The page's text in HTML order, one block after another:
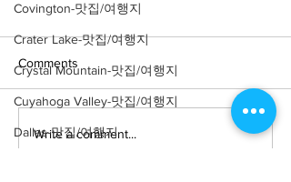
Covington-맛집/여행지
Crater Lake-맛집/여행지
Crystal Mountain-맛집/여행지
Cuyahoga Valley-맛집/여행지
Dallas-맛집/여행지
[여행지/텍사스
Comments
Write a comment...